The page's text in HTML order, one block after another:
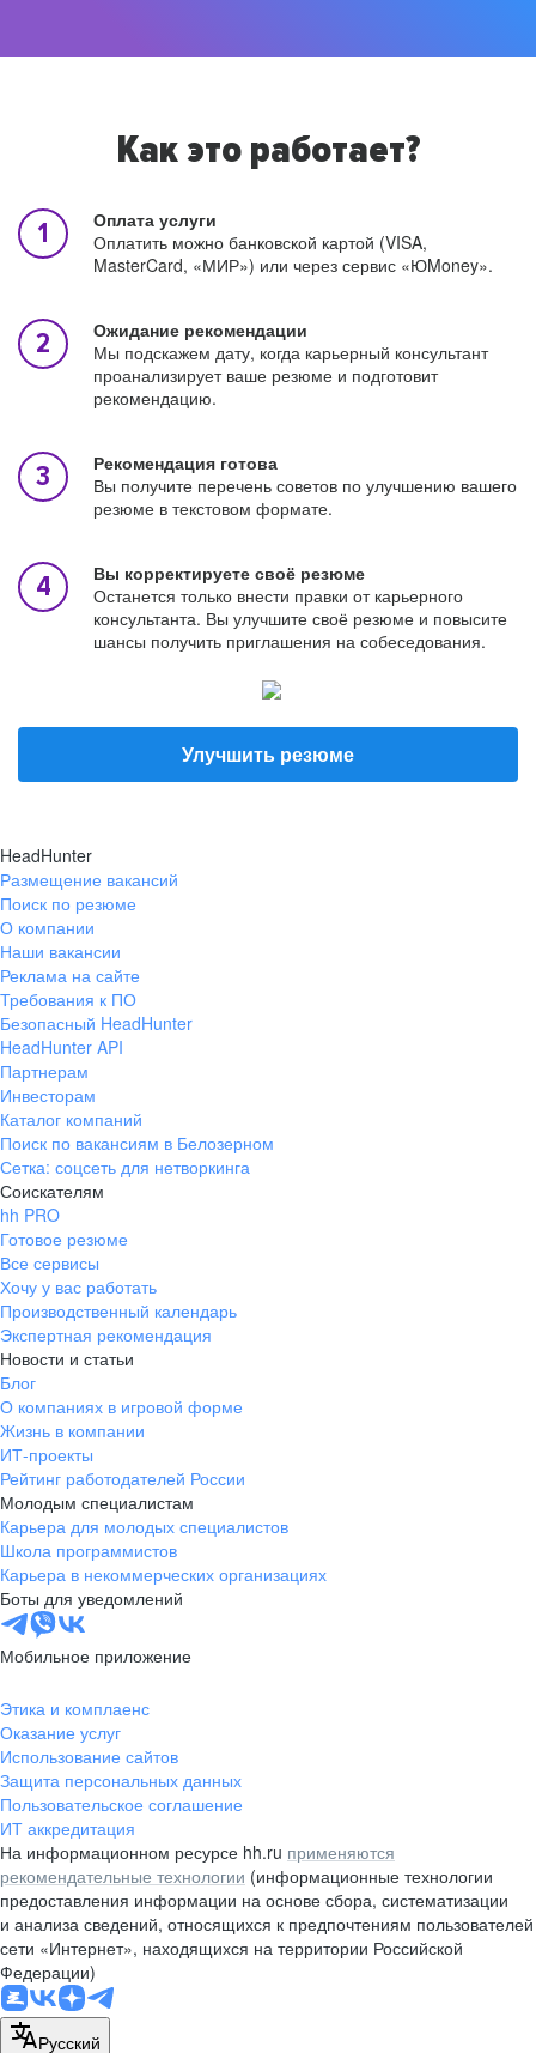
Как это работает?
Оплата услуги
Оплатить можно банковской картой (VISA,
MasterCard, «МИР») или через сервис «ЮMoney».
Ожидание рекомендации
Мы подскажем дату, когда карьерный консультант
проанализирует ваше резюме и подготовит
рекомендацию.
Рекомендация готова
Вы получите перечень советов по улучшению вашего
резюме в текстовом формате.
Вы корректируете своё резюме
Останется только внести правки от карьерного
консультанта. Вы улучшите своё резюме и повысите
шансы получить приглашения на собеседования.
Улучшить резюме
HeadHunter
Размещение вакансий
Поиск по резюме
О компании
Наши вакансии
Реклама на сайте
Требования к ПО
Безопасный HeadHunter
HeadHunter API
Партнерам
Инвесторам
Каталог компаний
Поиск по вакансиям в Белозерном
Сетка: соцсеть для нетворкинга
Соискателям
hh PRO
Готовое резюме
Все сервисы
Хочу у вас работать
Производственный календарь
Экспертная рекомендация
Новости и статьи
Блог
О компаниях в игровой форме
Жизнь в компании
ИТ-проекты
Рейтинг работодателей России
Молодым специалистам
Карьера для молодых специалистов
Школа программистов
Карьера в некоммерческих организациях
Боты для уведомлений
Мобильное приложение
Этика и комплаенс
Оказание услуг
Использование сайтов
Защита персональных данных
Пользовательское соглашение
ИТ аккредитация
На информационном ресурсе hh.ru применяются
рекомендательные технологии (информационные технологии
предоставления информации на основе сбора, систематизации
и анализа сведений, относящихся к предпочтениям пользователей
сети «Интернет», находящихся на территории Российской
Федерации)
Русский